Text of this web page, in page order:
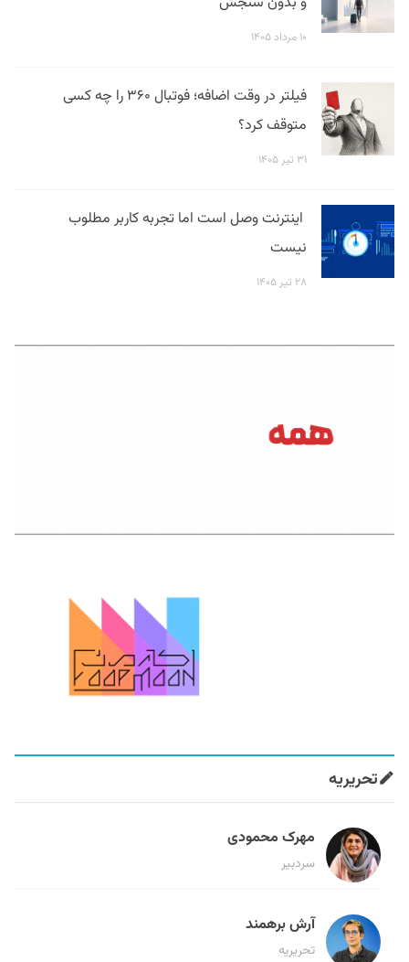
۱۰ مرداد ۱۴۰۵
فیلتر در وقت اضافه؛ فوتبال ۳۶۰ را چه کسی
متوقف کرد؟
۳۱ تیر ۱۴۰۵
اینترنت وصل است اما تجربه کاربر مطلوب
نیست
۲۸ تیر ۱۴۰۵
تحریریه
مهرک محمودی
سردبیر
آرش برهمند
تحریریه